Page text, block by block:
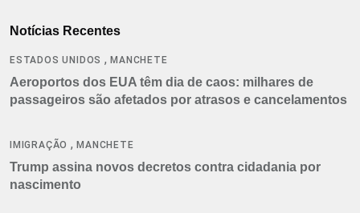
Notícias Recentes
ESTADOS UNIDOS ,MANCHETE
Aeroportos dos EUA têm dia de caos: milhares de
passageiros são afetados por atrasos e cancelamentos
IMIGRAÇÃO ,MANCHETE
Trump assina novos decretos contra cidadania por
nascimento